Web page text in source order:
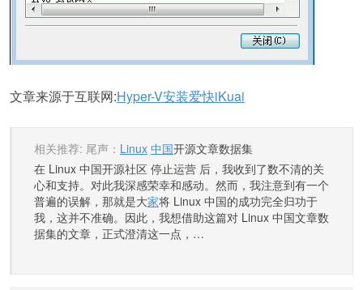
文章来源于互联网:Hyper-V安装爱快iKuai
相关推荐: 尾声： Linux 中国开源文章数据集
在 Linux 中国开源社区 停止运营 后，我收到了数不清的关
心和支持。对此我深感荣幸和感动。然而，我注意到有一个
普遍的误解，那就是大家将 Linux 中国的成功完全归功于
我，这并不准确。因此，我想借助这篇对 Linux 中国文章数
据集的文章，正式澄清这一点，…